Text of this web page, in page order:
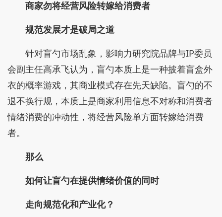
商家勿将经营风险转嫁给消费者
规范发展才是破局之道
针对盲勺市场乱象，影响力研究院品牌与IP委员
会副主任高承飞认为，盲勺本质上是一种披着盲盒外
衣的概率游戏，其商业模式存在先天缺陷。盲勺的不
退不换行规，本质上是商家利用信息不对称和消费者
情绪消费的冲动性，将经营风险单方面转嫁给消费
者。
那么
如何让盲勺在提供情绪价值的同时
走向规范化和产业化？